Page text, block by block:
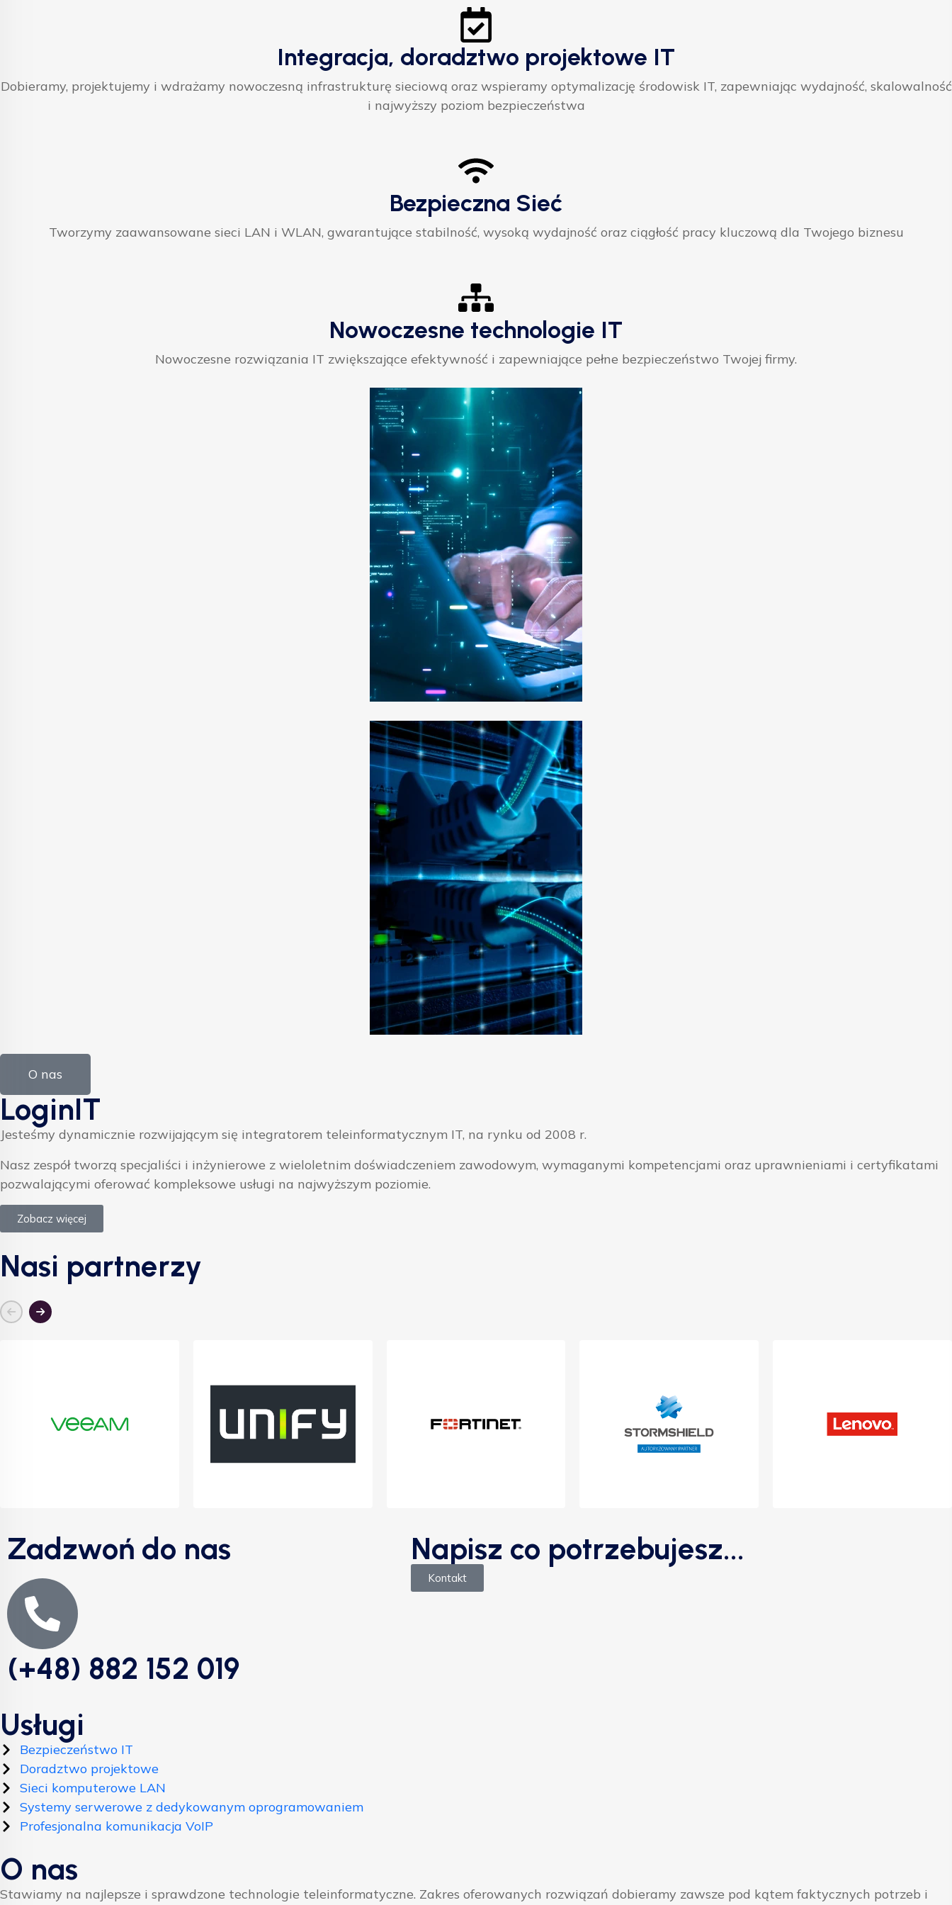
Integracja, doradztwo projektowe IT
Dobieramy, projektujemy i wdrażamy nowoczesną infrastrukturę sieciową oraz wspieramy optymalizację środowisk IT, zapewniając wydajność, skalowalność
i najwyższy poziom bezpieczeństwa
Bezpieczna Sieć
Tworzymy zaawansowane sieci LAN i WLAN, gwarantujące stabilność, wysoką wydajność oraz ciągłość pracy kluczową dla Twojego biznesu
Nowoczesne technologie IT
Nowoczesne rozwiązania IT zwiększające efektywność i zapewniające pełne bezpieczeństwo Twojej firmy.
O nas
LoginIT
Jesteśmy dynamicznie rozwijającym się integratorem teleinformatycznym IT, na rynku od 2008 r.
Nasz zespół tworzą specjaliści i inżynierowe z wieloletnim doświadczeniem zawodowym, wymaganymi kompetencjami oraz uprawnieniami i certyfikatami
pozwalającymi oferować kompleksowe usługi na najwyższym poziomie.
Zobacz więcej
Nasi partnerzy
Zadzwoń do nas
(+48) 882 152 019
Napisz co potrzebujesz...
Kontakt
Usługi
Bezpieczeństwo IT
Doradztwo projektowe
Sieci komputerowe LAN
Systemy serwerowe z dedykowanym oprogramowaniem
Profesjonalna komunikacja VoIP
O nas
Stawiamy na najlepsze i sprawdzone technologie teleinformatyczne. Zakres oferowanych rozwiązań dobieramy zawsze pod kątem faktycznych potrzeb i